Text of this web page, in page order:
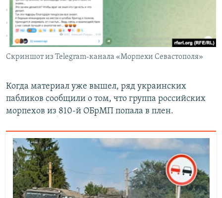
Скриншот из Telegram-канала «Морпехи Севастополя»
Когда материал уже вышел, ряд украинских
пабликов сообщили о том, что группа российских
морпехов из 810-й ОБрМП попала в плен.